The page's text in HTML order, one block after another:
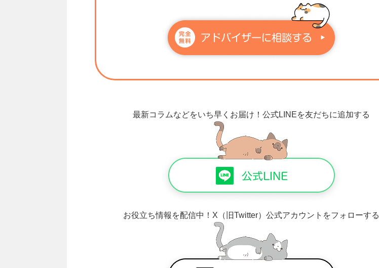
最新コラムなどをいち早くお届け！ 公式LINEを友だちに追加する
お役立ち情報を配信中！ X（旧Twitter）公式アカウントをフォローする